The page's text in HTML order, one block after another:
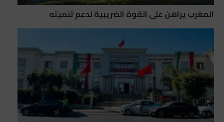
المغرب يراهن على القوة الضريبية لدعم تنميته